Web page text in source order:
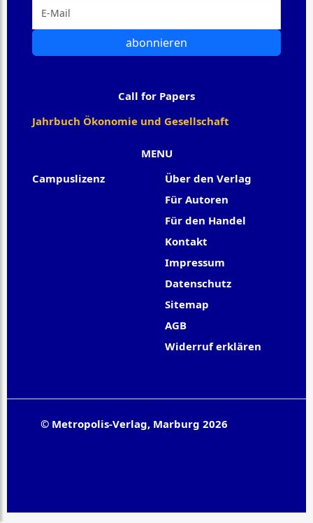
MENU
Campuslizenz
Über den Verlag
Für Autoren
Für den Handel
Kontakt
Impressum
Datenschutz
Sitemap
AGB
Widerruf erklären
abonnieren
Call for Papers
Jahrbuch Ökonomie und Gesellschaft
© Metropolis-Verlag, Marburg 2026